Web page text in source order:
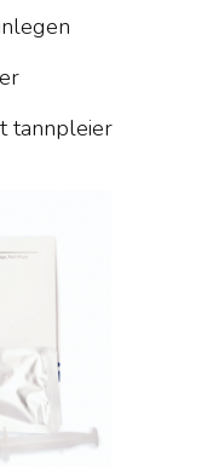
tannpleier